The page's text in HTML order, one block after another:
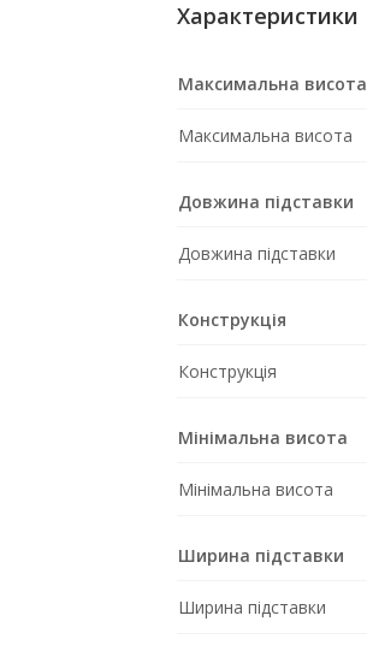
Характеристики
Максимальна висота
Максимальна висота
Довжина підставки
Довжина підставки
Конструкція
Конструкція
Мінімальна висота
Мінімальна висота
Ширина підставки
Ширина підставки